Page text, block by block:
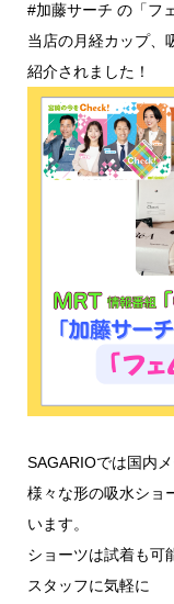
#加藤サーチ の「フ
当店の月経カップ、
紹介されました！
SAGARIOでは国内メ
様々な形の吸水ショ
います。
ショーツは試着も可
スタッフに気軽に